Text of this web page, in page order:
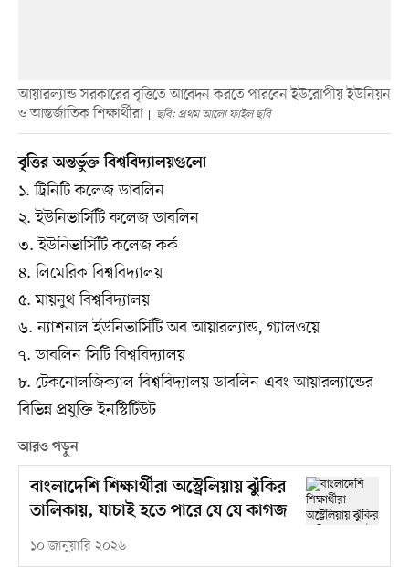
আয়ারল্যান্ড সরকারের বৃত্তিতে আবেদন করতে পারবেন ইউরোপীয় ইউনিয়ন
ও আন্তর্জাতিক শিক্ষার্থীরা
ছবি: প্রথম আলো ফাইল ছবি
বৃত্তির অন্তর্ভুক্ত বিশ্ববিদ্যালয়গুলো
১. ট্রিনিটি কলেজ ডাবলিন
২. ইউনিভার্সিটি কলেজ ডাবলিন
৩. ইউনিভার্সিটি কলেজ কর্ক
৪. লিমেরিক বিশ্ববিদ্যালয়
৫. মায়নুথ বিশ্ববিদ্যালয়
৬. ন্যাশনাল ইউনিভার্সিটি অব আয়ারল্যান্ড, গ্যালওয়ে
৭. ডাবলিন সিটি বিশ্ববিদ্যালয়
৮. টেকনোলজিক্যাল বিশ্ববিদ্যালয় ডাবলিন এবং আয়ারল্যান্ডের
বিভিন্ন প্রযুক্তি ইনস্টিটিউট
আরও পড়ুন
বাংলাদেশি শিক্ষার্থীরা অস্ট্রেলিয়ায় ঝুঁকির
তালিকায়, যাচাই হতে পারে যে যে কাগজ
১০ জানুয়ারি ২০২৬